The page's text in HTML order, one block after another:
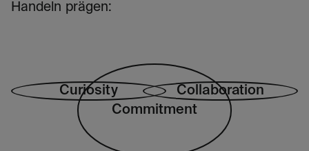
Handeln prägen:
Curiosity
Collaboration
Commitment